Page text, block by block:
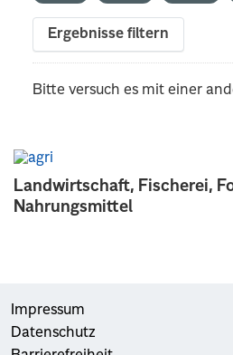
Landwirtschaft, Fischerei,
Nahrungsmittel
Ergebnisse filtern
Bitte versuch es mit einer
Impressum
Datenschutz